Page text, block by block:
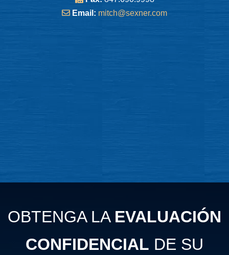
Email: mitch@sexner.com
OBTENGA LA EVALUACIÓN
CONFIDENCIAL DE SU